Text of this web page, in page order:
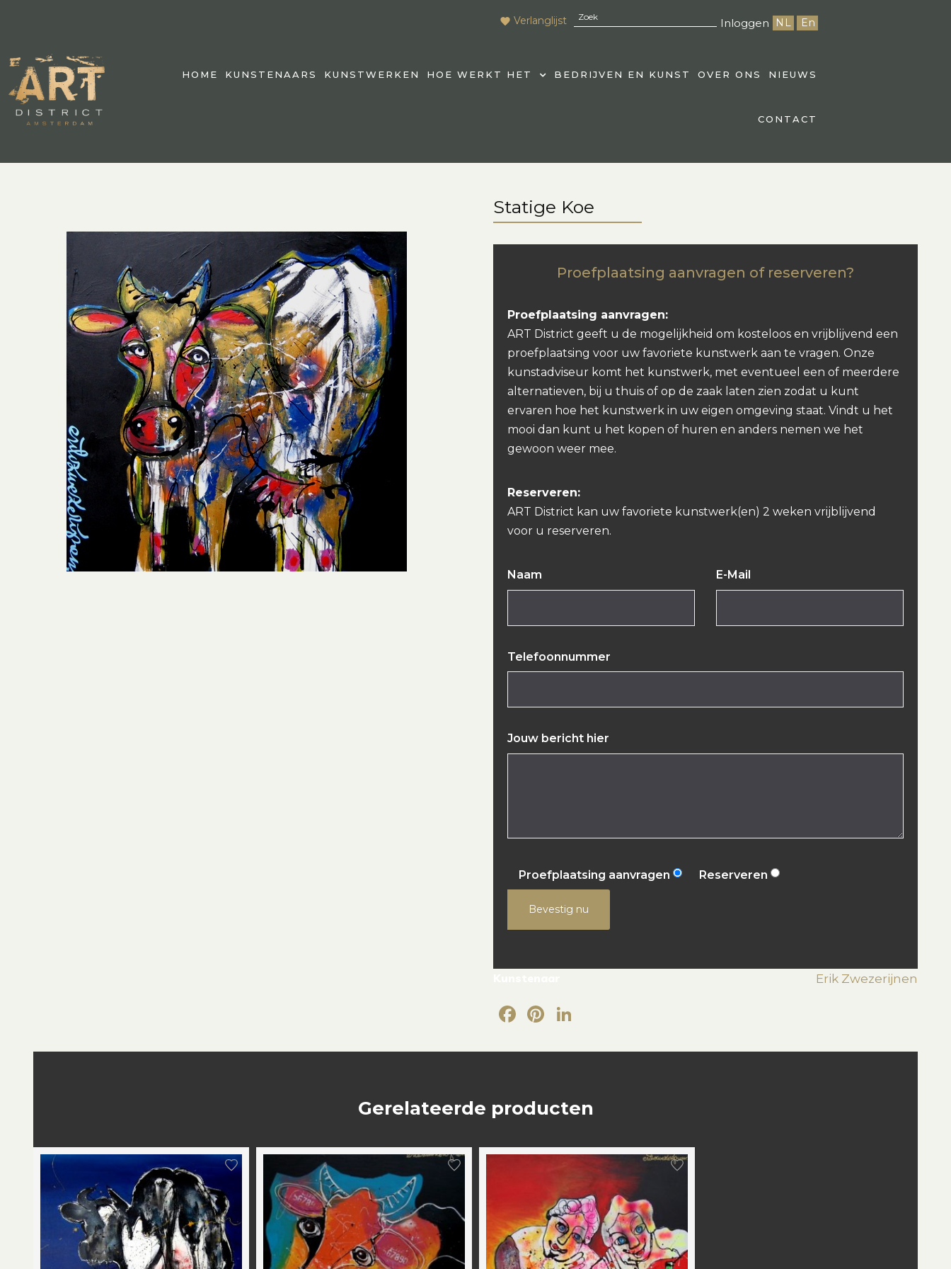
Verlanglijst Inloggen NL En
HOME KUNSTENAARS KUNSTWERKEN HOE WERKT HET BEDRIJVEN EN KUNST OVER ONS NIEUWS
CONTACT
Statige Koe
Proefplaatsing aanvragen of reserveren?
Proefplaatsing aanvragen:
ART District geeft u de mogelijkheid om kosteloos en vrijblijvend een
proefplaatsing voor uw favoriete kunstwerk aan te vragen. Onze
kunstadviseur komt het kunstwerk, met eventueel een of meerdere
alternatieven, bij u thuis of op de zaak laten zien zodat u kunt
ervaren hoe het kunstwerk in uw eigen omgeving staat. Vindt u het
mooi dan kunt u het kopen of huren en anders nemen we het
gewoon weer mee.
Reserveren:
ART District kan uw favoriete kunstwerk(en) 2 weken vrijblijvend
voor u reserveren.
Naam E-Mail
Telefoonnummer
Jouw bericht hier
Proefplaatsing aanvragen Reserveren
Bevestig nu
Erik Zwezerijnen
Facebook
Pinterest
Gerelateerde producten